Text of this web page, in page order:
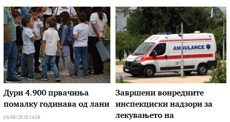
Дури 4.900 првачиња
помалку годинава од лани
06/08/2026 14:08
Завршени вонредните
инспекциски надзори за
лекувањето на